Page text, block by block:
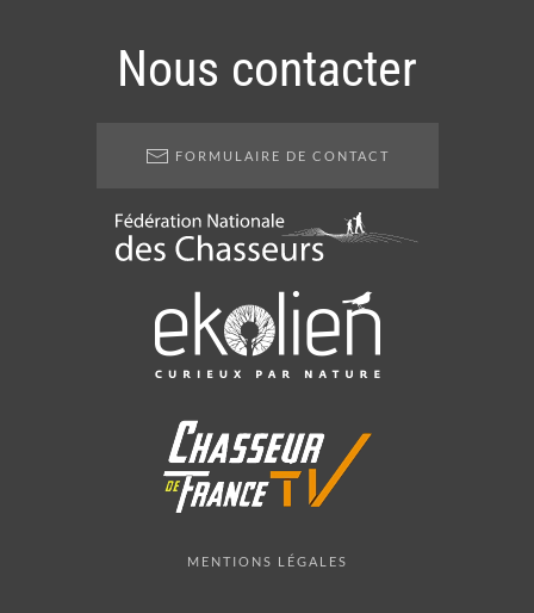
Nous contacter
FORMULAIRE DE CONTACT
MENTIONS LÉGALES